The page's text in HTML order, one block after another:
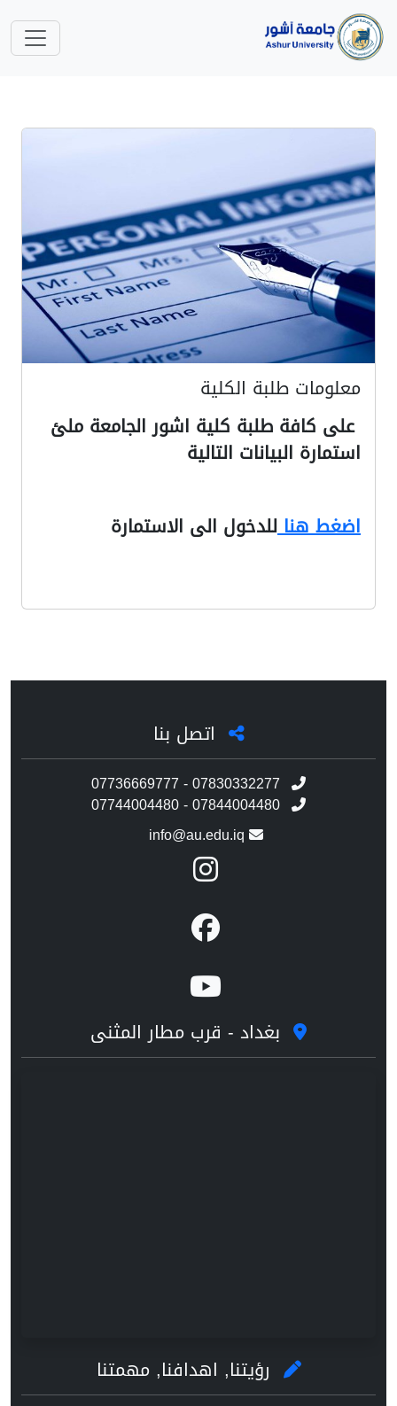
معلومات طلبة الكلية
على كافة طلبة كلية اشور الجامعة ملئ
استمارة البيانات التالية
اضغط هناللدخول الى الاستمارة
اتصل بنا
07736669777 - 07830332277
07744004480 - 07844004480
info@au.edu.iq
بغداد - قرب مطار المثنى
رؤيتنا, اهدافنا, مهمتنا